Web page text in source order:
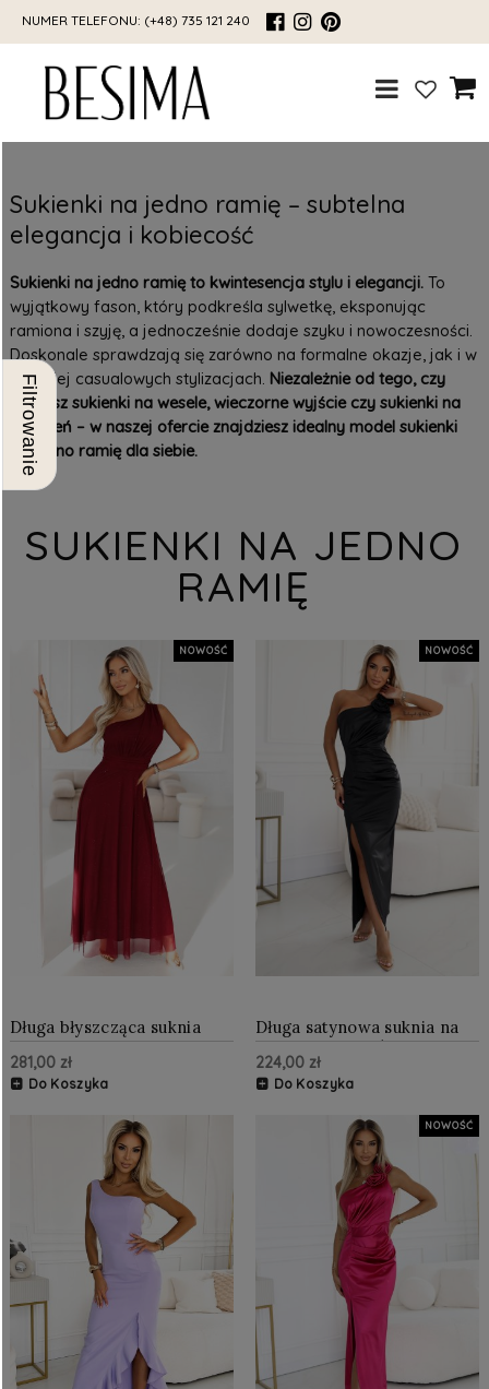
NUMER TELEFONU: (+48) 735 121 240
Filtrowanie
Sukienki na jedno ramię – subtelna
elegancja i kobiecość
Sukienki na jedno ramię to kwintesencja stylu i elegancji. To
wyjątkowy fason, który podkreśla sylwetkę, eksponując
ramiona i szyję, a jednocześnie dodaje szyku i nowoczesności.
Doskonale sprawdzają się zarówno na formalne okazje, jak i w
bardziej casualowych stylizacjach. Niezależnie od tego, czy
szukasz sukienki na wesele, wieczorne wyjście czy sukienki na
co dzień – w naszej ofercie znajdziesz idealny model sukienki
na jedno ramię dla siebie.
SUKIENKI NA JEDNO
RAMIĘ
Długa błyszcząca suknia
wieczorowa na jedno ramię
- burgund
281,00 zł
Do Koszyka
NOWOŚĆ
Długa satynowa suknia na
jedno ramię z różami
Czarna
224,00 zł
Do Koszyka
NOWOŚĆ
NOWOŚĆ